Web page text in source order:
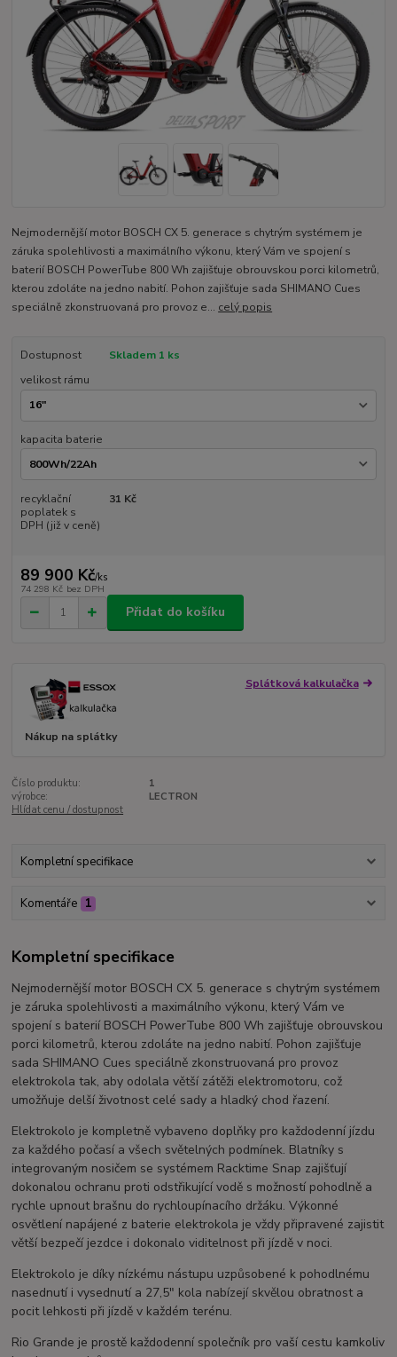
Nejmodernější motor BOSCH CX 5. generace s chytrým systémem je
záruka spolehlivosti a maximálního výkonu, který Vám ve spojení s
baterií BOSCH PowerTube 800 Wh zajišťuje obrouvskou porci kilometrů,
kterou zdoláte na jedno nabití. Pohon zajišťuje sada SHIMANO Cues
speciálně zkonstruovaná pro provoz e... celý popis
Dostupnost
Skladem 1 ks
velikost rámu
kapacita baterie
recyklační
poplatek s
DPH (již v ceně)
31 Kč
89 900 Kč/ks
74 298 Kč bez DPH
Přidat do košíku
Splátková kalkulačka
Nákup na splátky
Číslo produktu:
1
výrobce:
LECTRON
Hlídat cenu / dostupnost
Kompletní specifikace
Komentáře 1
Kompletní specifikace
Nejmodernější motor BOSCH CX 5. generace s chytrým systémem
je záruka spolehlivosti a maximálního výkonu, který Vám ve
spojení s baterií BOSCH PowerTube 800 Wh zajišťuje obrouvskou
porci kilometrů, kterou zdoláte na jedno nabití. Pohon zajišťuje
sada SHIMANO Cues speciálně zkonstruovaná pro provoz
elektrokola tak, aby odolala větší zátěži elektromotoru, což
umožňuje delší životnost celé sady a hladký chod řazení.
Elektrokolo je kompletně vybaveno doplňky pro každodenní jízdu
za každého počasí a všech světelných podmínek. Blatníky s
integrovaným nosičem se systémem Racktime Snap zajišťují
dokonalou ochranu proti odstřikující vodě s možností pohodlně a
rychle upnout brašnu do rychloupínacího držáku. Výkonné
osvětlení napájené z baterie elektrokola je vždy připravené zajistit
větší bezpečí jezdce i dokonalo viditelnost při jízdě v noci.
Elektrokolo je díky nízkému nástupu uzpůsobené k pohodlnému
nasednutí i vysednutí a 27,5" kola nabízejí skvělou obratnost a
pocit lehkosti při jízdě v každém terénu.
Rio Grande je prostě každodenní společník pro vaší cestu kamkoliv